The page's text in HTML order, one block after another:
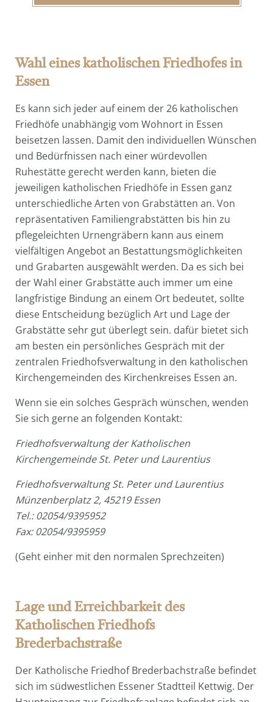
Wahl eines katholischen Friedhofes in
Essen
Es kann sich jeder auf einem der 26 katholischen
Friedhöfe unabhängig vom Wohnort in Essen
beisetzen lassen. Damit den individuellen Wünschen
und Bedürfnissen nach einer würdevollen
Ruhestätte gerecht werden kann, bieten die
jeweiligen katholischen Friedhöfe in Essen ganz
unterschiedliche Arten von Grabstätten an. Von
repräsentativen Familiengrabstätten bis hin zu
pflegeleichten Urnengräbern kann aus einem
vielfältigen Angebot an Bestattungsmöglichkeiten
und Grabarten ausgewählt werden. Da es sich bei
der Wahl einer Grabstätte auch immer um eine
langfristige Bindung an einem Ort bedeutet, sollte
diese Entscheidung bezüglich Art und Lage der
Grabstätte sehr gut überlegt sein. dafür bietet sich
am besten ein persönliches Gespräch mit der
zentralen Friedhofsverwaltung in den katholischen
Kirchengemeinden des Kirchenkreises Essen an.
Wenn sie ein solches Gespräch wünschen, wenden
Sie sich gerne an folgenden Kontakt:
Friedhofsverwaltung der Katholischen
Kirchengemeinde St. Peter und Laurentius
Friedhofsverwaltung St. Peter und Laurentius
Münzenberplatz 2, 45219 Essen
Tel.: 02054/9395952
Fax: 02054/9395959
(Geht einher mit den normalen Sprechzeiten)
Lage und Erreichbarkeit des
Katholischen Friedhofs
Brederbachstraße
Der Katholische Friedhof Brederbachstraße befindet
sich im südwestlichen Essener Stadtteil Kettwig. Der